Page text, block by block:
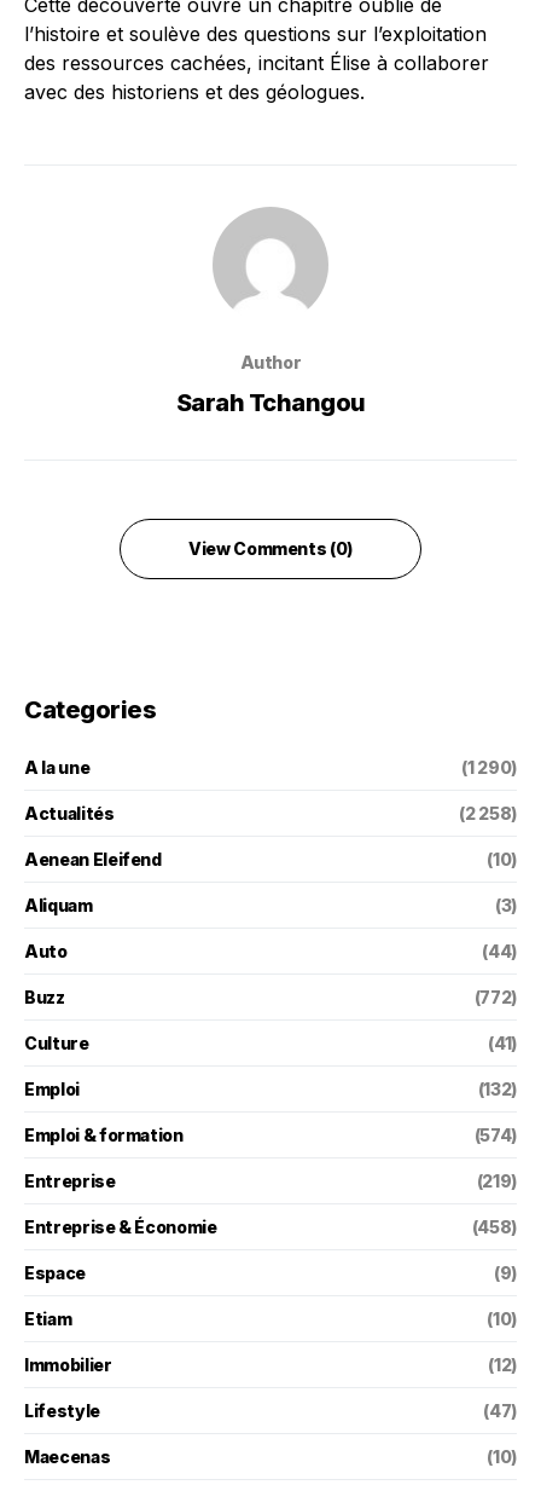
Cette découverte ouvre un chapitre oublié de
l’histoire et soulève des questions sur l’exploitation
des ressources cachées, incitant Élise à collaborer
avec des historiens et des géologues.
Author
Sarah Tchangou
View Comments (0)
Categories
A la une (1 290)
Actualités (2 258)
Aenean Eleifend (10)
Aliquam (3)
Auto (44)
Buzz (772)
Culture (41)
Emploi (132)
Emploi & formation (574)
Entreprise (219)
Entreprise & Économie (458)
Espace (9)
Etiam (10)
Immobilier (12)
Lifestyle (47)
Maecenas (10)